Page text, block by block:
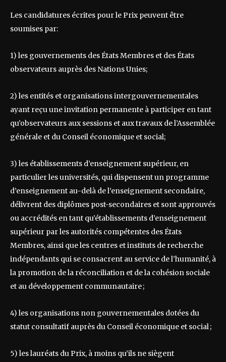
Les candidatures écrites pour le Prix peuvent être
soumises par:
1) les gouvernements des États Membres et des États
observateurs auprès des Nations Unies;
2) les entités et organisations intergouvernementales
ayant reçu une invitation permanente à participer en tant
qu’observateurs aux sessions et aux travaux de l’Assemblée
générale et du Conseil économique et social;
3) les établissements d’enseignement supérieur, en
particulier les universités, qui dispensent un programme
d’enseignement au-delà de l’enseignement secondaire,
délivrent des diplômes post-secondaires et sont approuvés
ou accrédités en tant qu’établissements d’enseignement
supérieur par les autorités compétentes des États
Membres, ainsi que les centres et instituts de recherche
indépendants qui se consacrent au service de l’humanité, à
la promotion de la réconciliation et de la cohésion sociale
et au développement communautaire ;
4) les organisations non gouvernementales dotées du
statut consultatif auprès du Conseil économique et social ;
5) les lauréats du Prix, à moins qu’ils ne siègent